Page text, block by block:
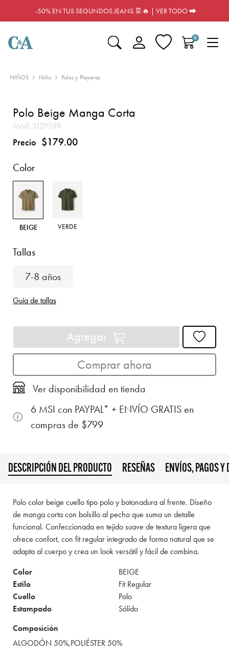
-50% EN TUS SEGUNDOS JEANS 👖🔥 | VER TODO ⮕
0
NIÑOS Niño Polos y Playeras
Polo Beige Manga Corta
Mod: 3129598
Precio $179.00
Color
BEIGE VERDE
Tallas
7-8 años
Guía de tallas
Agregar
Comprar ahora
Ver disponibilidad en tienda
6 MSI con PAYPAL* + ENVÍO GRATIS en
compras de $799
DESCRIPCIÓN DEL PRODUCTO RESEÑAS ENVÍOS, PAGOS Y
Polo color beige cuello tipo polo y botonadura al frente. Diseño
de manga corta con bolsillo al pecho que suma un detalle
funcional. Confeccionada en tejido suave de textura ligera que
ofrece confort, con fit regular integrado de forma natural que se
adapta al cuerpo y crea un look versátil y fácil de combina.
Color
BEIGE
Estilo
Fit Regular
Cuello
Polo
Estampado
Sólido
Composición
ALGODÓN 50%,POLIÉSTER 50%